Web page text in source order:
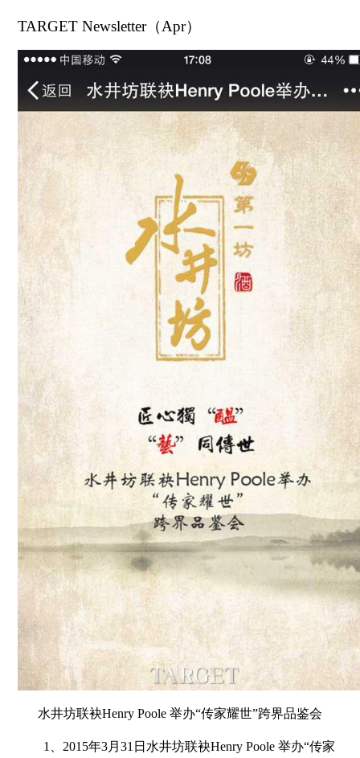
TARGET Newsletter（Apr）
水井坊联袂Henry Poole 举办“传家耀世”跨界品鉴会
1、2015年3月31日水井坊联袂Henry Poole 举办“传家